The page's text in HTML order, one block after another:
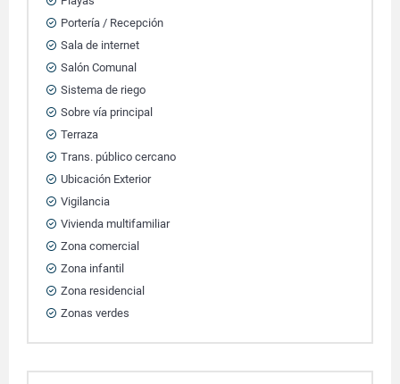
Portería / Recepción
Sala de internet
Salón Comunal
Sistema de riego
Sobre vía principal
Terraza
Trans. público cercano
Ubicación Exterior
Vigilancia
Vivienda multifamiliar
Zona comercial
Zona infantil
Zona residencial
Zonas verdes